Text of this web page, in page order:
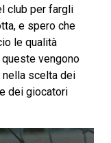
club per fargli
e spero che
le qualità
vengono
nella scelta dei
dei giocatori